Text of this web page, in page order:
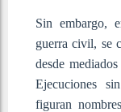
Sin embargo,
guerra civil, se
desde
Ejecuciones
figuran